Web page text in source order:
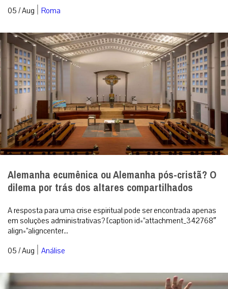
05 / Aug | Roma
Alemanha ecumênica ou Alemanha pós-cristã? O
dilema por trás dos altares compartilhados
A resposta para uma crise espiritual pode ser encontrada apenas
em soluções administrativas? [caption id=”attachment_342768″
align=”aligncenter...
05 / Aug | Análise